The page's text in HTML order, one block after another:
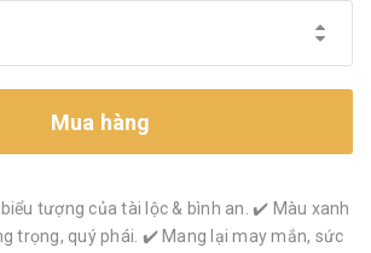
Mua hàng
tượng của tài lộc & bình an. ✔️ Màu xanh
trọng, quý phái. ✔️ Mang lại may mắn, sức